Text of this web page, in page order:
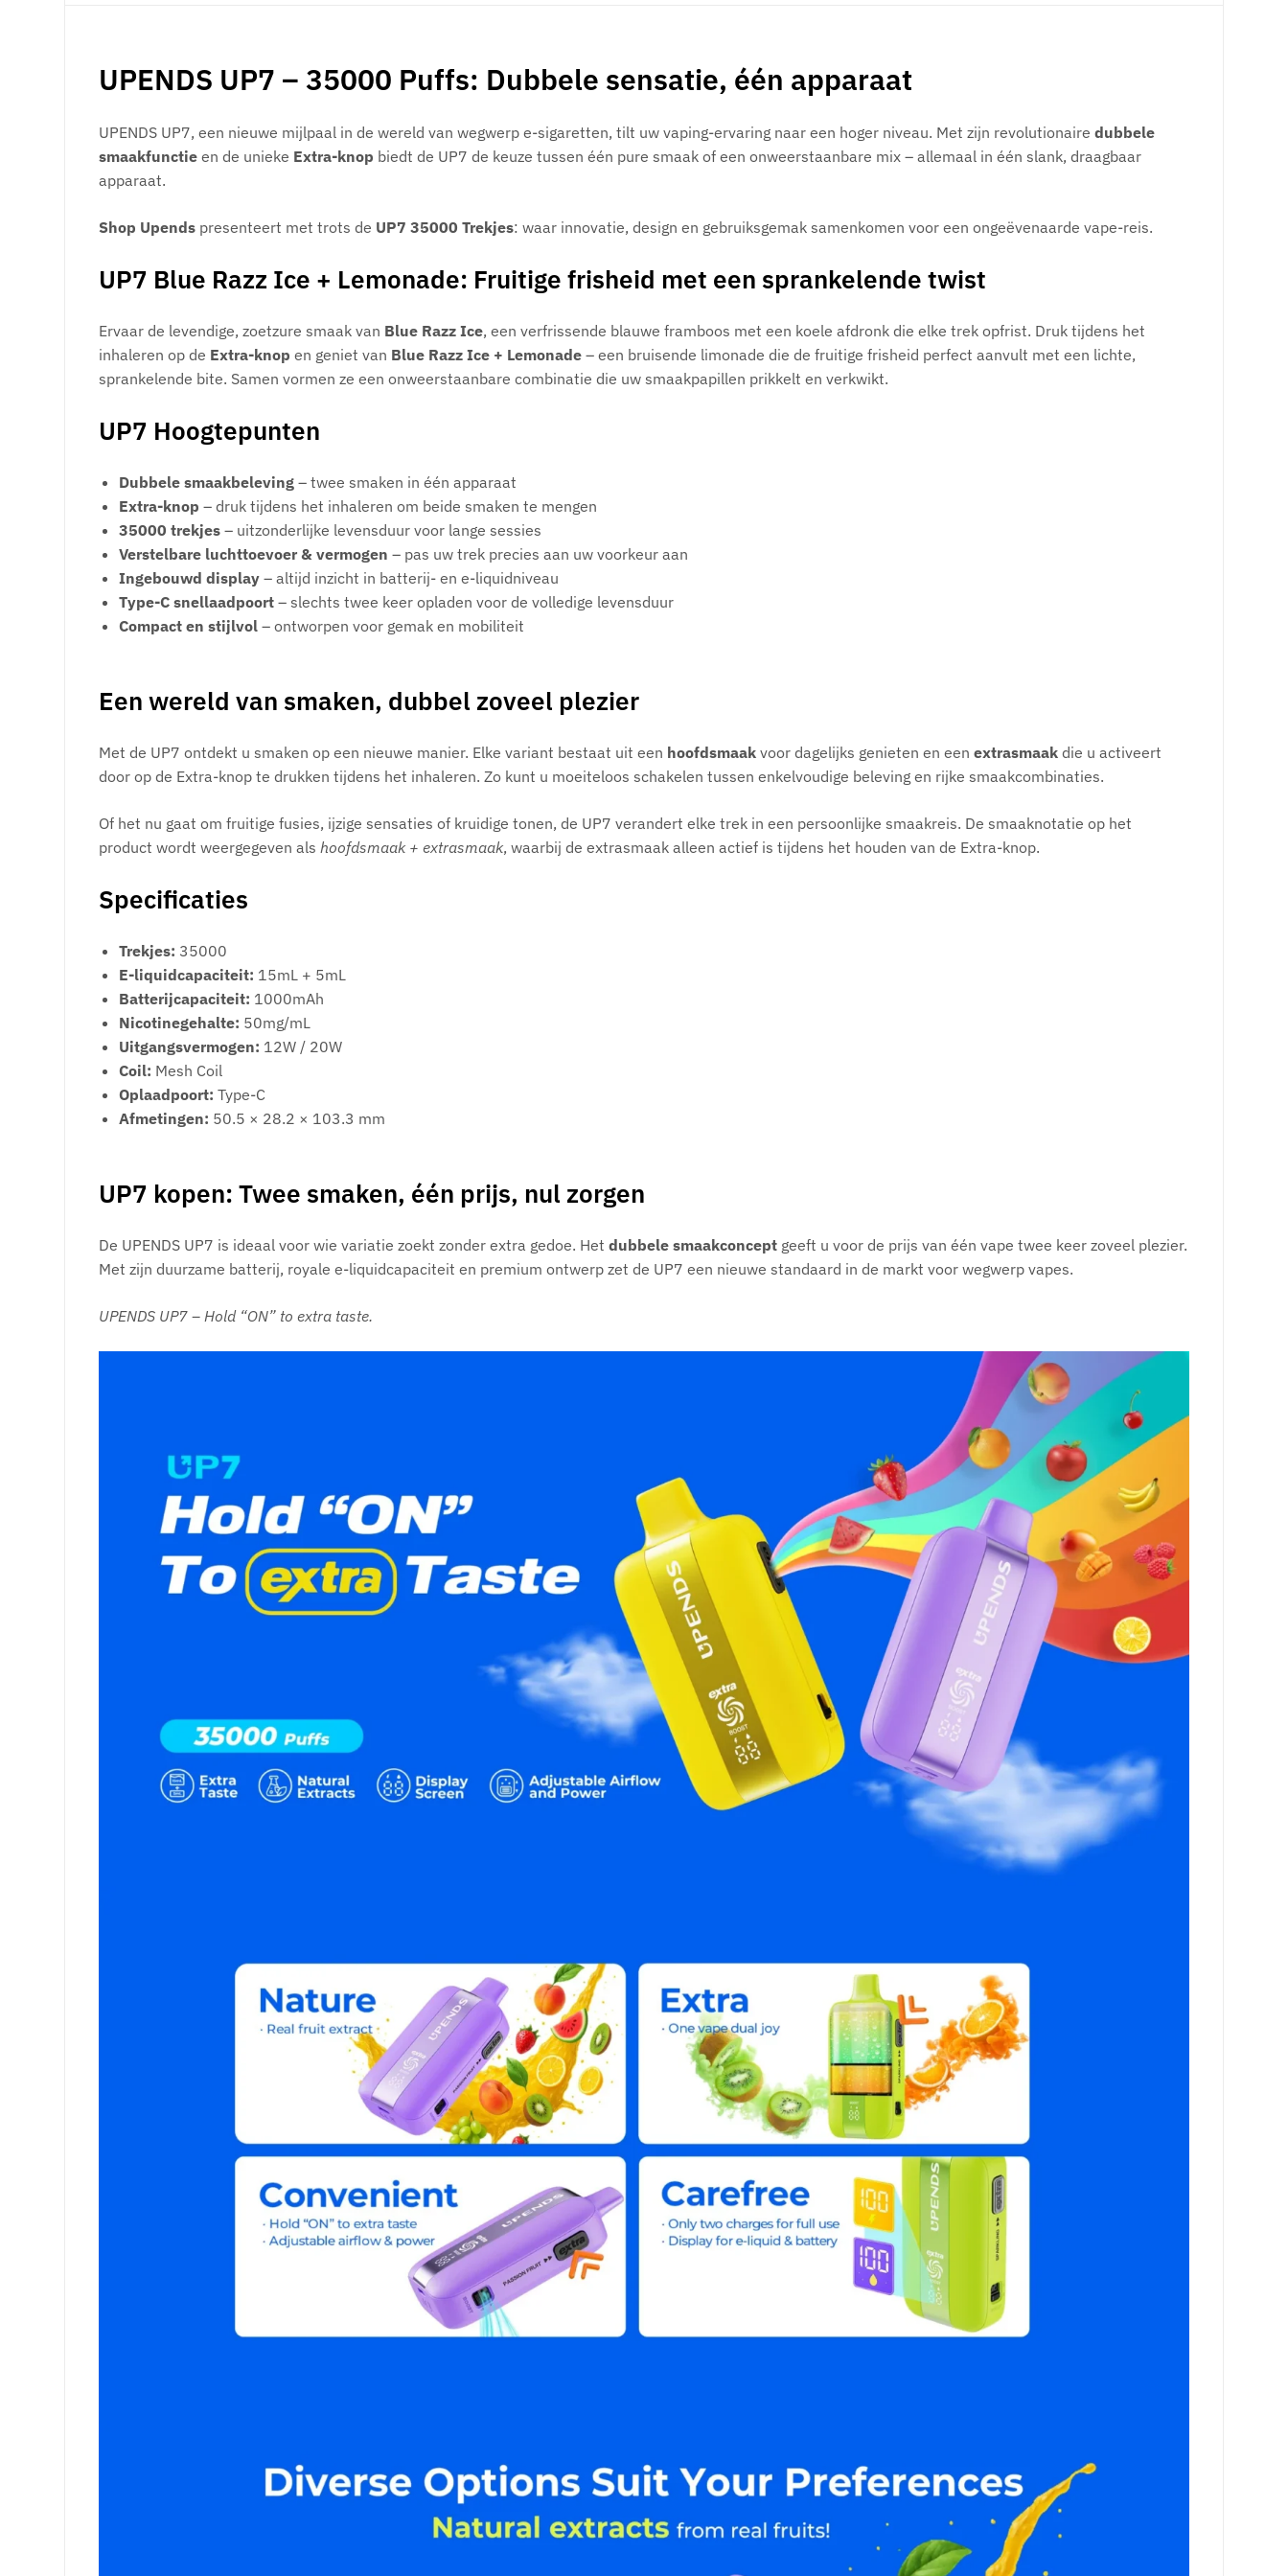
UPENDS UP7 – 35000 Puffs: Dubbele sensatie, één apparaat
UPENDS UP7, een nieuwe mijlpaal in de wereld van wegwerp e-sigaretten, tilt uw vaping-ervaring naar een hoger niveau. Met zijn revolutionairedubbele
smaakfunctie en de unieke Extra-knop biedt de UP7 de keuze tussen één pure smaak of een onweerstaanbare mix – allemaal in één slank, draagbaar
apparaat.
Shop Upends presenteert met trots de UP7 35000 Trekjes: waar innovatie, design en gebruiksgemak samenkomen voor een ongeëvenaarde vape-reis.
UP7 Blue Razz Ice + Lemonade: Fruitige frisheid met een sprankelende twist
Ervaar de levendige, zoetzure smaak van Blue Razz Ice, een verfrissende blauwe framboos met een koele afdronk die elke trek opfrist. Druk tijdens het
inhaleren op de Extra-knop en geniet van Blue Razz Ice + Lemonade – een bruisende limonade die de fruitige frisheid perfect aanvult met een lichte,
sprankelende bite. Samen vormen ze een onweerstaanbare combinatie die uw smaakpapillen prikkelt en verkwikt.
UP7 Hoogtepunten
Dubbele smaakbeleving– twee smaken in één apparaat
Extra-knop – druk tijdens het inhaleren om beide smaken te mengen
35000 trekjes– uitzonderlijke levensduur voor lange sessies
Verstelbare luchttoevoer & vermogen – pas uw trek precies aan uw voorkeur aan
Ingebouwd display– altijd inzicht in batterij- en e-liquidniveau
Type-C snellaadpoort– slechts twee keer opladen voor de volledige levensduur
Compact en stijlvol– ontworpen voor gemak en mobiliteit
Een wereld van smaken, dubbel zoveel plezier
Met de UP7 ontdekt u smaken op een nieuwe manier. Elke variant bestaat uit een hoofdsmaak voor dagelijks genieten en eenextrasmaak die u activeert
door op de Extra-knop te drukken tijdens het inhaleren. Zo kunt u moeiteloos schakelen tussen enkelvoudige beleving en rijke smaakcombinaties.
Of het nu gaat om fruitige fusies, ijzige sensaties of kruidige tonen, de UP7 verandert elke trek in een persoonlijke smaakreis. De smaaknotatie op het
product wordt weergegeven alshoofdsmaak + extrasmaak, waarbij de extrasmaak alleen actief is tijdens het houden van de Extra-knop.
Specificaties
Trekjes: 35000
E-liquidcapaciteit: 15mL + 5mL
Batterijcapaciteit: 1000mAh
Nicotinegehalte: 50mg/mL
Uitgangsvermogen: 12W / 20W
Coil: Mesh Coil
Oplaadpoort: Type-C
Afmetingen: 50.5 × 28.2 × 103.3 mm
UP7 kopen: Twee smaken, één prijs, nul zorgen
De UPENDS UP7 is ideaal voor wie variatie zoekt zonder extra gedoe. Hetdubbele smaakconcept geeft u voor de prijs van één vape twee keer zoveel plezier.
Met zijn duurzame batterij, royale e-liquidcapaciteit en premium ontwerp zet de UP7 een nieuwe standaard in de markt voor wegwerp vapes.
UPENDS UP7 – Hold “ON” to extra taste.